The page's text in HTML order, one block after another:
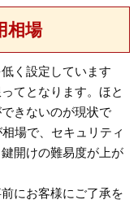
相場
く設定しています
てとなります。ほと
きないのが現状で
場で、セキュリティ
開けの難易度が上が
にお客様にご了承を